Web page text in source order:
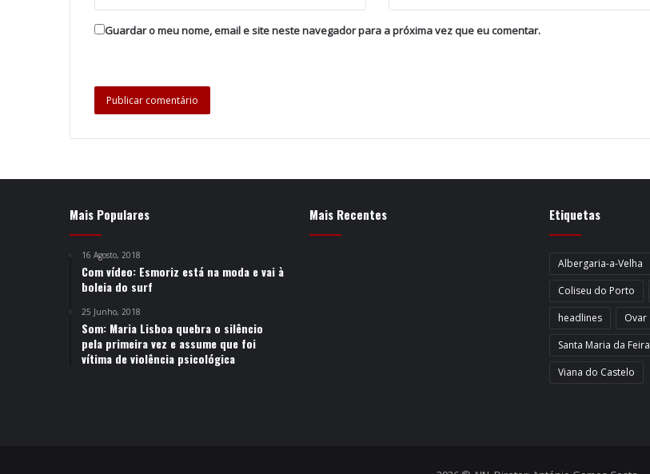
Guardar o meu nome, email e site neste navegador para a próxima vez que eu comentar.
Mais Populares
16 Agosto, 2018
Com vídeo: Esmoriz está na moda e vai à
boleia do surf
25 Junho, 2018
Som: Maria Lisboa quebra o silêncio
pela primeira vez e assume que foi
vítima de violência psicológica
Mais Recentes Etiquetas
Albergaria-a-Velha
Coliseu do Porto
headlines
Ovar
Santa Maria da Feira
Viana do Castelo